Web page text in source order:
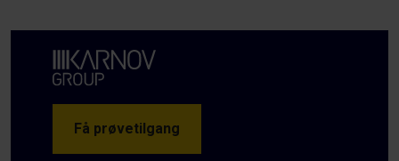
Få prøvetilgang